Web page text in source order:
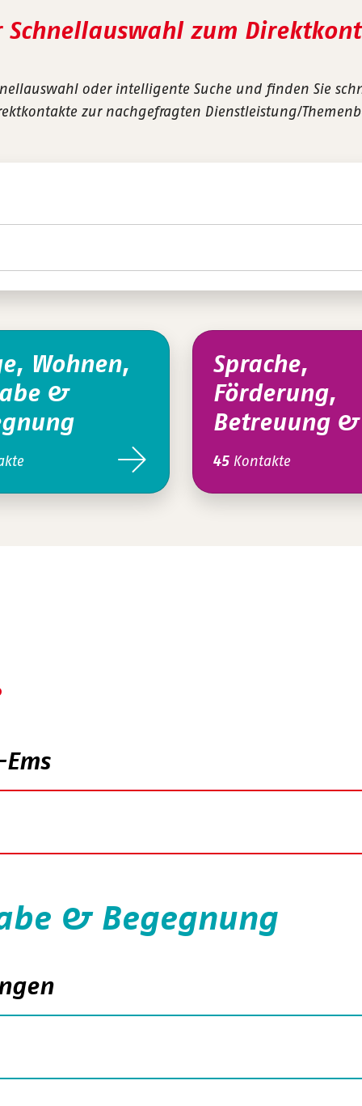
Schnellauswahl zum
oder intelligente Suche und finden Sie
zur nachgefragten Dienstleistung/
Wohnen,
&
Sprache,
Förderung,
Betreuung
45 Kontakte
& Begegnung